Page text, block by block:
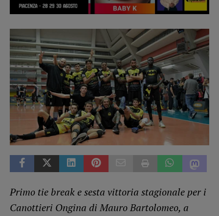
Primo tie break e sesta vittoria stagionale per i
Canottieri Ongina di Mauro Bartolomeo, a